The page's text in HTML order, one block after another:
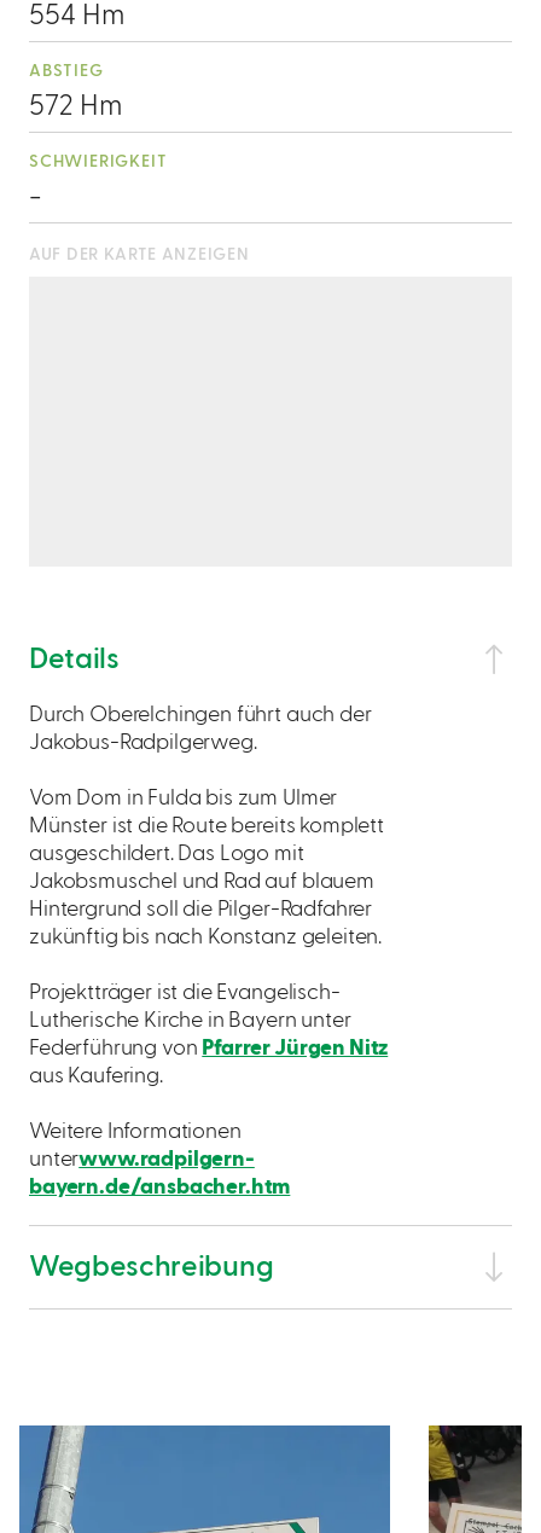
554 Hm
ABSTIEG
572 Hm
SCHWIERIGKEIT
-
AUF DER KARTE ANZEIGEN
Details
Durch Oberelchingen führt auch der
Jakobus-Radpilgerweg.
Vom Dom in Fulda bis zum Ulmer
Münster ist die Route bereits komplett
ausgeschildert. Das Logo mit
Jakobsmuschel und Rad auf blauem
Hintergrund soll die Pilger-Radfahrer
zukünftig bis nach Konstanz geleiten.
Projektträger ist die Evangelisch-
Lutherische Kirche in Bayern unter
Federführung von Pfarrer Jürgen Nitz
aus Kaufering.
Weitere Informationen
unterwww.radpilgern-
bayern.de/ansbacher.htm
Wegbeschreibung